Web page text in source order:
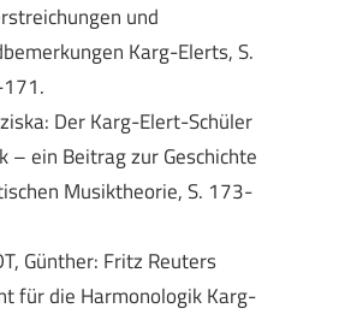
und
Karg-Elerts, S.
Der Karg-Elert-Schüler
– ein Beitrag zur Geschichte
Musiktheorie, S. 173-
Günther: Fritz Reuters
für die Harmonologik Karg-